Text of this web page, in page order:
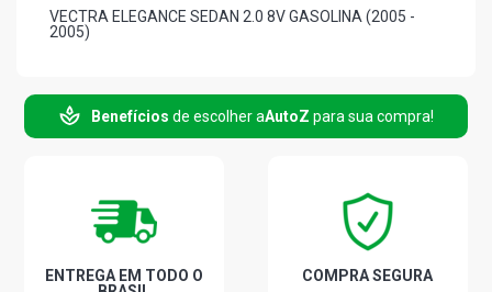
VECTRA ELEGANCE SEDAN 2.0 8V GASOLINA (2005 -
2005)
VECTRA ELITE SEDAN 2.0 8V GASOLINA (2005 - 2005)
VECTRA GL SEDAN 2.0 8V GASOLINA (1997 - 2003)
Benefícios de escolher aAutoZ para sua compra!
ENTREGA EM TODO O
COMPRA SEGURA